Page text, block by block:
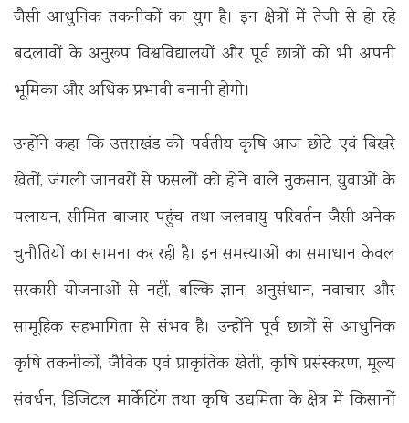
जैसी आधुनिक तकनीकों का युग है। इन क्षेत्रों में तेजी से हो रहे
बदलावों के अनुरूप विश्वविद्यालयों और पूर्व छात्रों को भी अपनी
भूमिका और अधिक प्रभावी बनानी होगी।
उन्होंने कहा कि उत्तराखंड की पर्वतीय कृषि आज छोटे एवं बिखरे
खेतों, जंगली जानवरों से फसलों को होने वाले नुकसान, युवाओं के
पलायन, सीमित बाजार पहुंच तथा जलवायु परिवर्तन जैसी अनेक
चुनौतियों का सामना कर रही है। इन समस्याओं का समाधान केवल
सरकारी योजनाओं से नहीं, बल्कि ज्ञान, अनुसंधान, नवाचार और
सामूहिक सहभागिता से संभव है। उन्होंने पूर्व छात्रों से आधुनिक
कृषि तकनीकों, जैविक एवं प्राकृतिक खेती, कृषि प्रसंस्करण, मूल्य
संवर्धन, डिजिटल मार्केटिंग तथा कृषि उद्यमिता के क्षेत्र में किसानों